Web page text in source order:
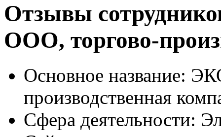
Отзывы
ООО, торгово-
Основное название:
производственная
Сфера деятельности: